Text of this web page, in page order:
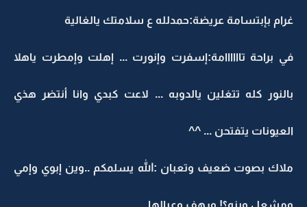
غرام بإبتسامة عريضة:حمدلله ع سلامتك يالغالية
في براحة تاااااامة:إسفرت وإنورت ... إهلت وإمطرت ياهلا
بالنور كله تتغلين يالدوبه ... لاعت كبدي وانا أنتضر هذي
العيونات يتفتحن ... ^^
ملاك بصوت ضعيف وتعبان :الله يسلمكم ..وين إبوي وإمي
ومشعل وينه؟! ورهف وعيالها